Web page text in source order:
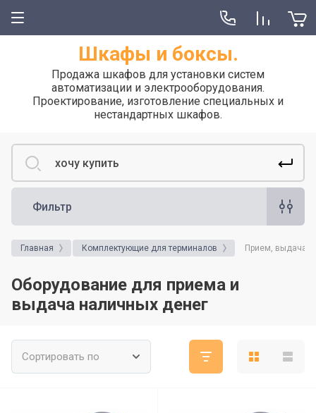
Шкафы и боксы.
Продажа шкафов для установки систем
автоматизации и электрооборудования.
Проектирование, изготовление специальных и
нестандартных шкафов.
Фильтр
Главная Комплектующие для терминалов Прием, выдача
Оборудование для приема и
выдача наличных денег
Сортировать по